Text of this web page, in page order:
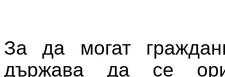
За да могат
държава да се